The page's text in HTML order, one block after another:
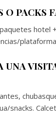
O PACKS
hotel
UNA
snacks.